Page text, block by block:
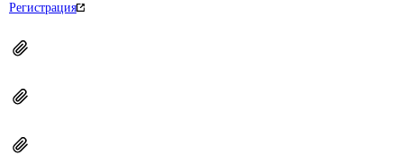
Регистрация